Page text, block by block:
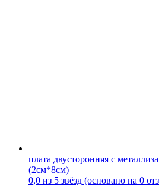
плата двусторонняя с
(2см*8см)
0,0 из 5 звёзд (основано на 0